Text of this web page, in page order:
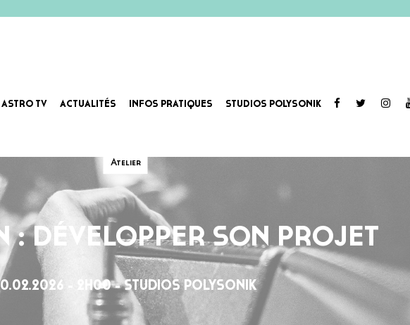
ASTRO TV ACTUALITÉS INFOS PRATIQUES STUDIOS POLYSONIK
Atelier
: DÉVELOPPER SON PROJET
- 2H00 - STUDIOS POLYSONIK